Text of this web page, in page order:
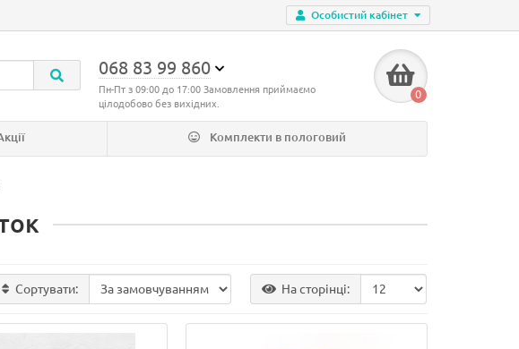
Особистий кабінет
068 83 99 860
Пн-Пт з 09:00 до 17:00 Замовлення приймаємо
цілодобово без вихідних.
0
Комплекти в пологовий
Сортувати: На сторінці: